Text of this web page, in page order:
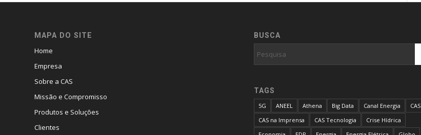
MAPA DO SITE
Home
Empresa
Sobre a CAS
Missão e Compromisso
Produtos e Soluções
Clientes
BUSCA
TAGS
5G ANEEL Athena Big Data Canal Energia
CAS
CAS na Imprensa
CAS Tecnologia
Crise Hídrica